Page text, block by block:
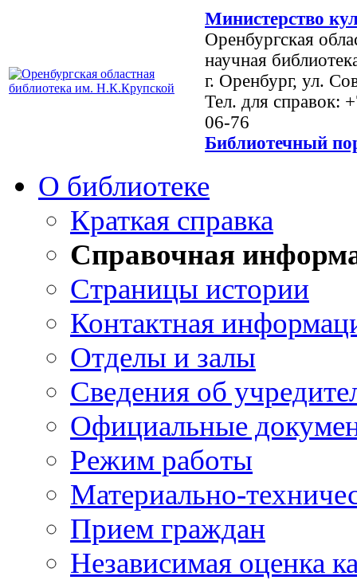
Министерство
Оренбургская
научная
г. Оренбург, ул.
Тел. для справок:
06-76
Библиотечный
О библиотеке
Краткая справка
Справочная
Страницы истории
Контактная
Отделы и залы
Сведения об
Официальные
Режим работы
Материально-
Прием граждан
Независимая оценка